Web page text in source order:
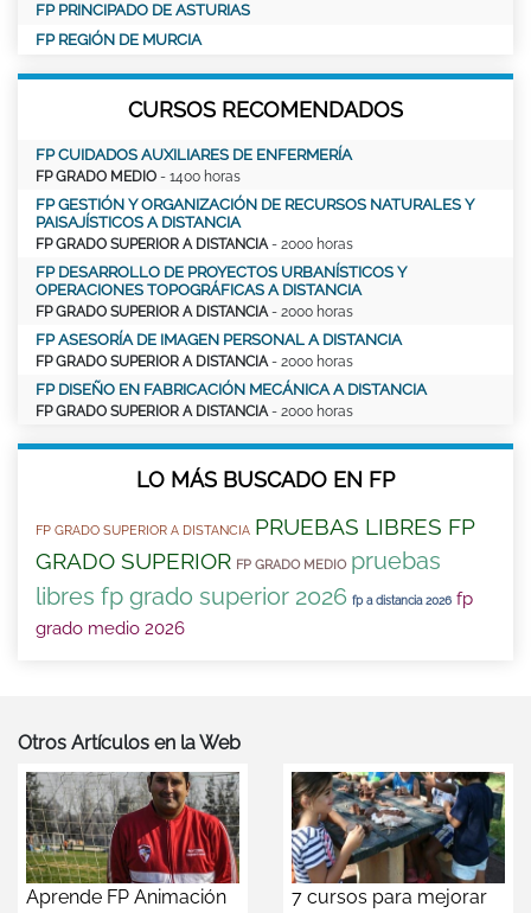
FP PRINCIPADO DE ASTURIAS
FP REGIÓN DE MURCIA
CURSOS RECOMENDADOS
FP CUIDADOS AUXILIARES DE ENFERMERÍA
FP GRADO MEDIO - 1400 horas
FP GESTIÓN Y ORGANIZACIÓN DE RECURSOS NATURALES Y
PAISAJÍSTICOS A DISTANCIA
FP GRADO SUPERIOR A DISTANCIA- 2000 horas
FP DESARROLLO DE PROYECTOS URBANÍSTICOS Y
OPERACIONES TOPOGRÁFICAS A DISTANCIA
FP GRADO SUPERIOR A DISTANCIA- 2000 horas
FP ASESORÍA DE IMAGEN PERSONAL A DISTANCIA
FP GRADO SUPERIOR A DISTANCIA- 2000 horas
FP DISEÑO EN FABRICACIÓN MECÁNICA A DISTANCIA
FP GRADO SUPERIOR A DISTANCIA- 2000 horas
LO MÁS BUSCADO EN FP
FP GRADO SUPERIOR A DISTANCIA PRUEBAS LIBRES FP
GRADO SUPERIOR FP GRADO MEDIO pruebas
libres fp grado superior 2026 fp a distancia 2026 fp
grado medio 2026
Otros Artículos en la Web
Aprende FP Animación 7 cursos para mejorar